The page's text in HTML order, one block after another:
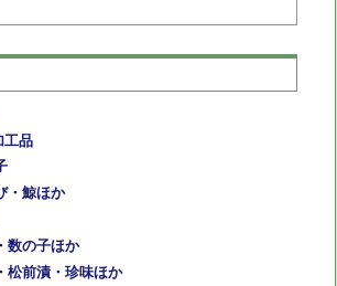
工品
・鯨ほか
数の子ほか
松前漬・珍味ほか